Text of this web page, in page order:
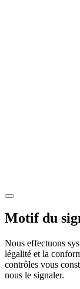
Motif du
Nous effectuons
légalité et la
contrôles vous
nous le signaler.